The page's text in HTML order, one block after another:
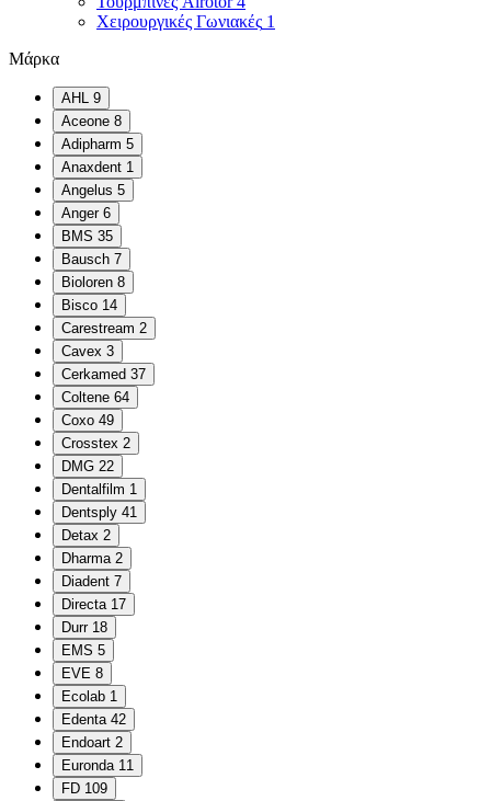
Χειρουργικές Γωνιακές 1
Μάρκα
AHL 9
Aceone 8
Adipharm 5
Anaxdent 1
Angelus 5
Anger 6
BMS 35
Bausch 7
Bioloren 8
Bisco 14
Carestream 2
Cavex 3
Cerkamed 37
Coltene 64
Coxo 49
Crosstex 2
DMG 22
Dentalfilm 1
Dentsply 41
Detax 2
Dharma 2
Diadent 7
Directa 17
Durr 18
EMS 5
EVE 8
Ecolab 1
Edenta 42
Endoart 2
Euronda 11
FD 109